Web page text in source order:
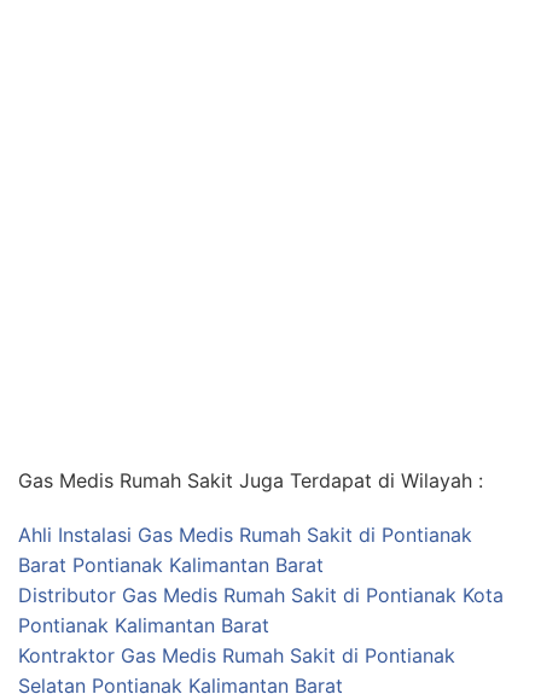
Gas Medis Rumah Sakit Juga Terdapat di Wilayah :
Ahli Instalasi Gas Medis Rumah Sakit di Pontianak
Barat Pontianak Kalimantan Barat
Distributor Gas Medis Rumah Sakit di Pontianak Kota
Pontianak Kalimantan Barat
Kontraktor Gas Medis Rumah Sakit di Pontianak
Selatan Pontianak Kalimantan Barat